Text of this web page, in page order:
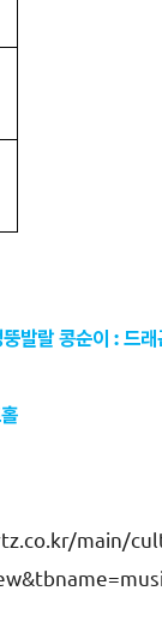
발랄 콩순이 : 드
main/